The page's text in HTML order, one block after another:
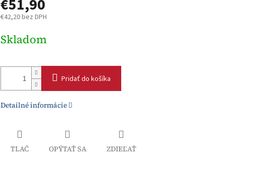
€51,90
€42,20 bez DPH
cena:
Skladom
Pridať do košíka
Detailné informácie
TLAČ OPÝTAŤ SA ZDIEĽAŤ